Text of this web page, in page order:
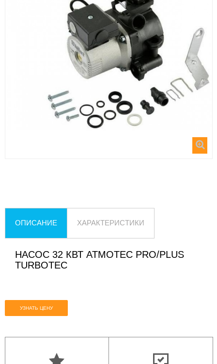
ОПИСАНИЕ ХАРАКТЕРИСТИКИ
НАСОС 32 КВТ ATMOTEC PRO/PLUS
TURBOTEC
УЗНАТЬ ЦЕНУ